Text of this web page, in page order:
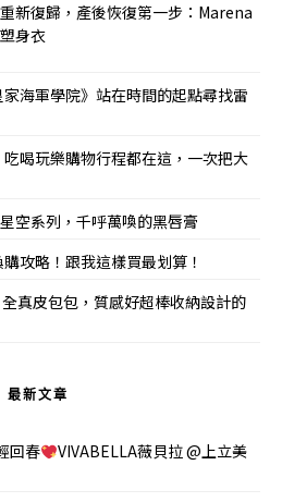
新復歸，產後恢復第一步：Marena
身衣
海軍學院》站在時間的起點尋找雷
喝玩樂購物行程都在這，一次把大
空系列，千呼萬喚的黑唇膏
攻略！跟我這樣買最划算！
真皮包包，質感好超棒收納設計的
最新文章
回春
VIVABELLA薇貝拉 @上立美